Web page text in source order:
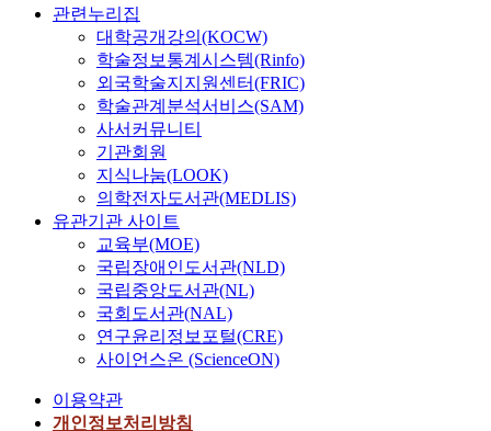
관련누리집
대학공개강의(KOCW)
학술정보통계시스템(Rinfo)
외국학술지지원센터(FRIC)
학술관계분석서비스(SAM)
사서커뮤니티
기관회원
지식나눔(LOOK)
의학전자도서관(MEDLIS)
유관기관 사이트
교육부(MOE)
국립장애인도서관(NLD)
국립중앙도서관(NL)
국회도서관(NAL)
연구윤리정보포털(CRE)
사이언스온 (ScienceON)
이용약관
개인정보처리방침